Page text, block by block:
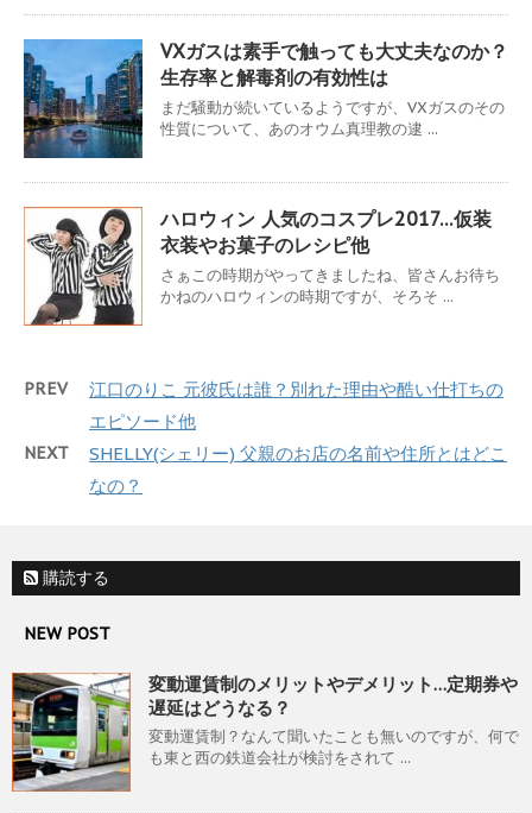
VXガスは素手で触っても大丈夫なのか？
生存率と解毒剤の有効性は
まだ騒動が続いているようですが、VXガスのその
性質について、あのオウム真理教の逮 ...
ハロウィン 人気のコスプレ2017…仮装
衣装やお菓子のレシピ他
さぁこの時期がやってきましたね、皆さんお待ち
かねのハロウィンの時期ですが、そろそ ...
PREV
江口のりこ 元彼氏は誰？別れた理由や酷い仕打ちの
エピソード他
NEXT
SHELLY(シェリー) 父親のお店の名前や住所とはどこ
なの？
購読する
NEW POST
変動運賃制のメリットやデメリット…定期券や
遅延はどうなる？
変動運賃制？なんて聞いたことも無いのですが、何で
も東と西の鉄道会社が検討をされて ...